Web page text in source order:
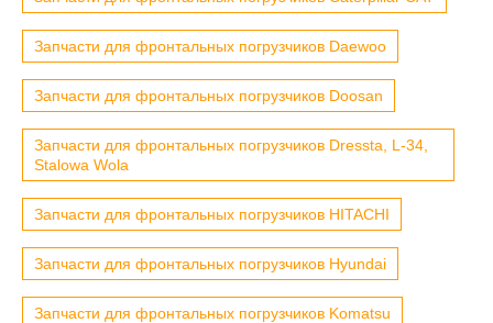
Запчасти для фронтальных погрузчиков Daewoo
Запчасти для фронтальных погрузчиков Doosan
Запчасти для фронтальных погрузчиков Dressta, L-34,
Stalowa Wola
Запчасти для фронтальных погрузчиков HITACHI
Запчасти для фронтальных погрузчиков Hyundai
Запчасти для фронтальных погрузчиков Komatsu